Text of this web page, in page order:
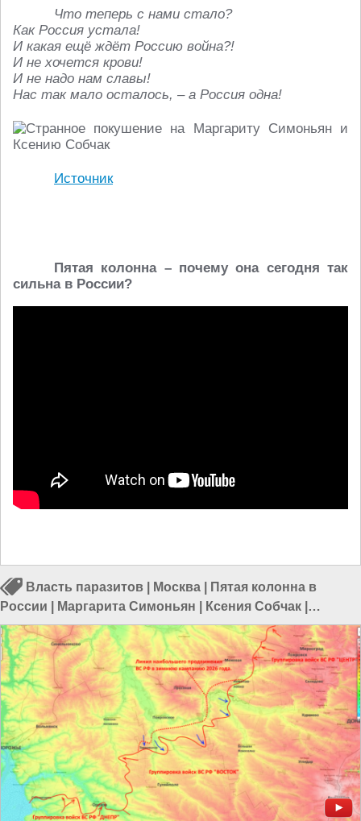
Что теперь с нами стало?
Как Россия устала!
И какая ещё ждёт Россию война?!
И не хочется крови!
И не надо нам славы!
Нас так мало осталось, – а Россия одна!
Источник
Пятая колонна – почему она сегодня так
сильна в России?
Власть паразитов Москва
Пятая колонна в
России
Маргарита Симоньян Ксения Собчак
Украина|Русофобия